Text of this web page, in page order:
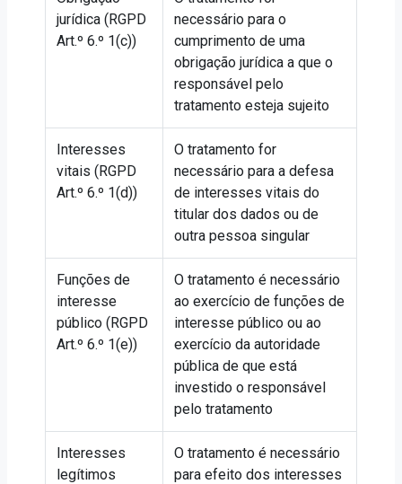
jurídica (RGPD
Art.º 6.º 1(c))
necessário para o
cumprimento de uma
obrigação jurídica a que o
responsável pelo
tratamento esteja sujeito
Interesses
vitais (RGPD
Art.º 6.º 1(d))
O tratamento for
necessário para a defesa
de interesses vitais do
titular dos dados ou de
outra pessoa singular
Funções de
interesse
público (RGPD
Art.º 6.º 1(e))
O tratamento é necessário
ao exercício de funções de
interesse público ou ao
exercício da autoridade
pública de que está
investido o responsável
pelo tratamento
Interesses
legítimos
O tratamento é necessário
para efeito dos interesses